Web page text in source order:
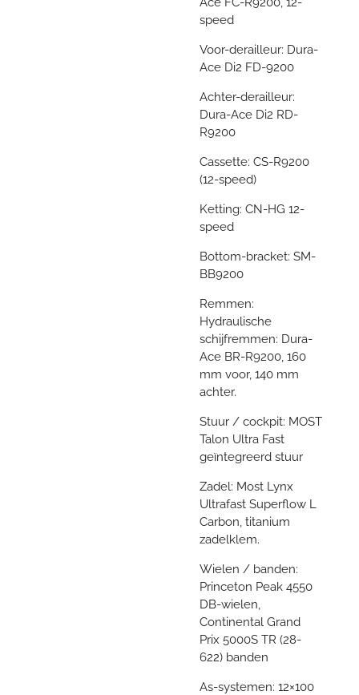
speed
Voor-derailleur: Dura-
Ace Di2 FD-9200
Achter-derailleur:
Dura-Ace Di2 RD-
R9200
Cassette: CS-R9200
(12-speed)
Ketting: CN-HG 12-
speed
Bottom-bracket: SM-
BB9200
Remmen:
Hydraulische
schijfremmen: Dura-
Ace BR-R9200, 160
mm voor, 140 mm
achter.
Stuur / cockpit: MOST
Talon Ultra Fast
geïntegreerd stuur
Zadel: Most Lynx
Ultrafast Superflow L
Carbon, titanium
zadelklem.
Wielen / banden:
Princeton Peak 4550
DB-wielen,
Continental Grand
Prix 5000S TR (28-
622) banden
As-systemen: 12×100